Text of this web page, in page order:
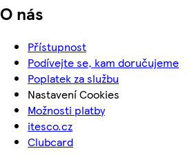
O nás
Přístupnost
Podívejte se, kam doručujeme
Poplatek za službu
Nastavení Cookies
Možnosti platby
itesco.cz
Clubcard